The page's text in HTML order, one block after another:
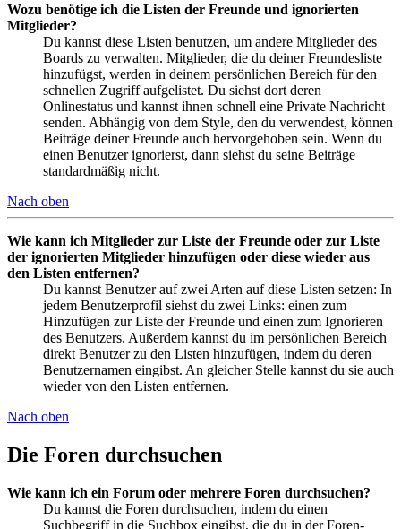
Wozu benötige ich die Listen der Freunde und ignorierten
Mitglieder?
Du kannst diese Listen benutzen, um andere Mitglieder des
Boards zu verwalten. Mitglieder, die du deiner Freundesliste
hinzufügst, werden in deinem persönlichen Bereich für den
schnellen Zugriff aufgelistet. Du siehst dort deren
Onlinestatus und kannst ihnen schnell eine Private Nachricht
senden. Abhängig von dem Style, den du verwendest, können
Beiträge deiner Freunde auch hervorgehoben sein. Wenn du
einen Benutzer ignorierst, dann siehst du seine Beiträge
standardmäßig nicht.
Nach oben
Wie kann ich Mitglieder zur Liste der Freunde oder zur Liste
der ignorierten Mitglieder hinzufügen oder diese wieder aus
den Listen entfernen?
Du kannst Benutzer auf zwei Arten auf diese Listen setzen: In
jedem Benutzerprofil siehst du zwei Links: einen zum
Hinzufügen zur Liste der Freunde und einen zum Ignorieren
des Benutzers. Außerdem kannst du im persönlichen Bereich
direkt Benutzer zu den Listen hinzufügen, indem du deren
Benutzernamen eingibst. An gleicher Stelle kannst du sie auch
wieder von den Listen entfernen.
Nach oben
Die Foren durchsuchen
Wie kann ich ein Forum oder mehrere Foren durchsuchen?
Du kannst die Foren durchsuchen, indem du einen
Suchbegriff in die Suchbox eingibst, die du in der Foren-